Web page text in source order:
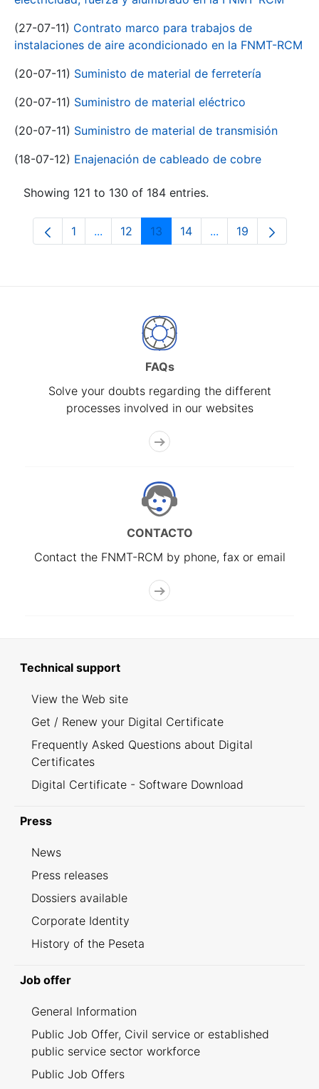
(27-07-11) Contrato marco para trabajos de
instalaciones de aire acondicionado en la FNMT-RCM
(20-07-11) Suministo de material de ferretería
(20-07-11) Suministro de material eléctrico
(20-07-11) Suministro de material de transmisión
(18-07-12) Enajenación de cableado de cobre
Showing 121 to 130 of 184 entries.
Page
1 ...Intermediate Pages Use TAB to navigate.
Page
12 Page
13 Page
14 ...Intermediate
Page
19
FAQs
Solve your doubts regarding the different
processes involved in our websites
CONTACTO
Contact the FNMT-RCM by phone, fax or email
Technical support
View the Web site
Get / Renew your Digital Certificate
Frequently Asked Questions about Digital
Certificates
Digital Certificate - Software Download
Press
News
Press releases
Dossiers available
Corporate Identity
History of the Peseta
Job offer
General Information
Public Job Offer, Civil service or established
public service sector workforce
Public Job Offers